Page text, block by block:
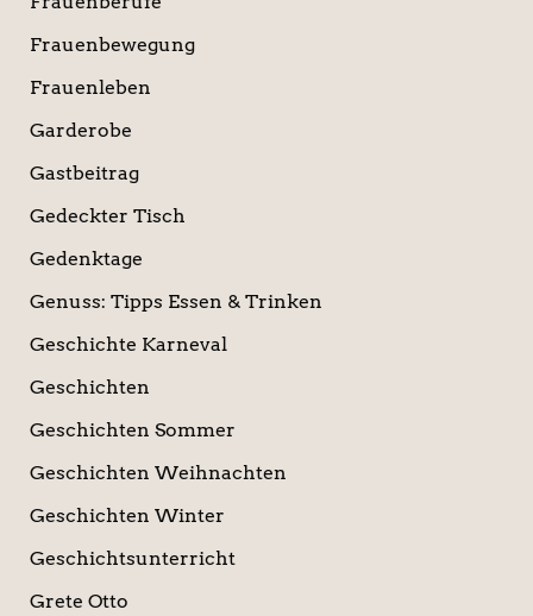
Frauenbewegung
Frauenleben
Garderobe
Gastbeitrag
Gedeckter Tisch
Gedenktage
Genuss: Tipps Essen & Trinken
Geschichte Karneval
Geschichten
Geschichten Sommer
Geschichten Weihnachten
Geschichten Winter
Geschichtsunterricht
Grete Otto